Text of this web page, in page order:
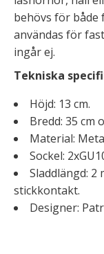
behövs för både
användas för
ingår ej.
Tekniska
Höjd: 13 cm.
Bredd: 35 cm
Material:
Sockel:
Sladdlängd: 2
stickkontakt.
Designer: